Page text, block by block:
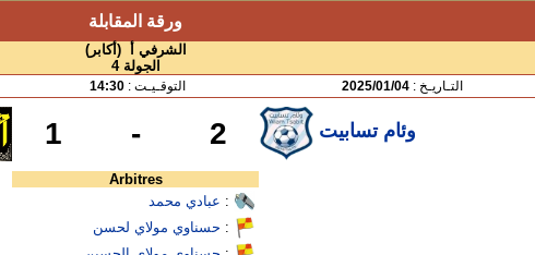
ورقة المقابلة
الشرفي أ (أكابر)
الجولة 4
التـاريـخ : 2025/01/04 التوقـيـت :14:30
وئام تسابيت 2
-
1
Arbitres
: عبادي محمد
: حسناوي مولاي لحسن